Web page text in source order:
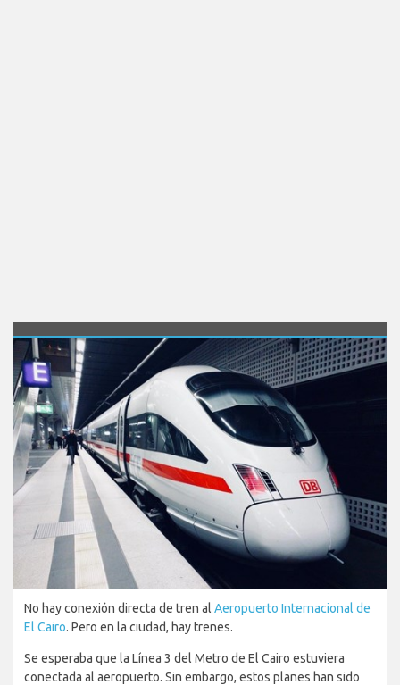
No hay conexión directa de tren al Aeropuerto Internacional de
El Cairo. Pero en la ciudad, hay trenes.
Se esperaba que la Línea 3 del Metro de El Cairo estuviera
conectada al aeropuerto. Sin embargo, estos planes han sido